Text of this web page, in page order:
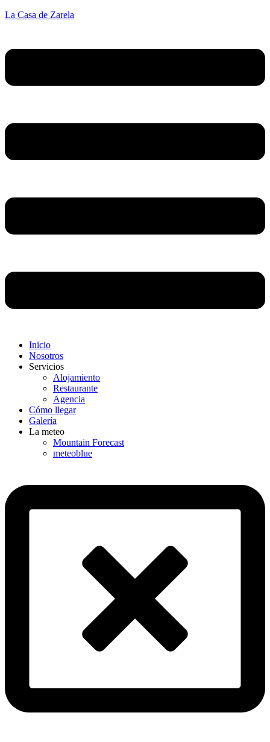
La Casa de Zarela
Inicio
Nosotros
Servicios
Alojamiento
Restaurante
Agencia
Cómo llegar
Galería
La meteo
Mountain Forecast
meteoblue